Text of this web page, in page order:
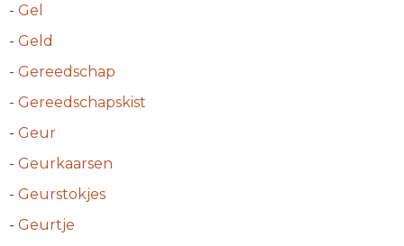
- Gel
- Geld
- Gereedschap
- Gereedschapskist
- Geur
- Geurkaarsen
- Geurstokjes
- Geurtje